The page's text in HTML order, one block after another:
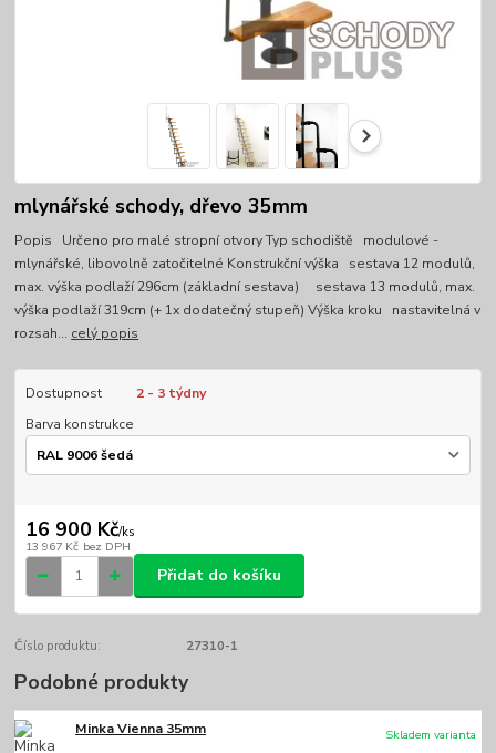
mlynářské schody, dřevo 35mm
Popis Určeno pro malé stropní otvory Typ schodiště modulové -
mlynářské, libovolně zatočitelné Konstrukční výška sestava 12 modulů,
max. výška podlaží 296cm (základní sestava) sestava 13 modulů, max.
výška podlaží 319cm (+ 1x dodatečný stupeň) Výška kroku nastavitelná v
rozsah... celý popis
Dostupnost
2 - 3 týdny
Barva konstrukce
16 900 Kč/ks
13 967 Kč bez DPH
Přidat do košíku
Číslo produktu: 27310-1
Podobné produkty
Minka Vienna 35mm Skladem varianta